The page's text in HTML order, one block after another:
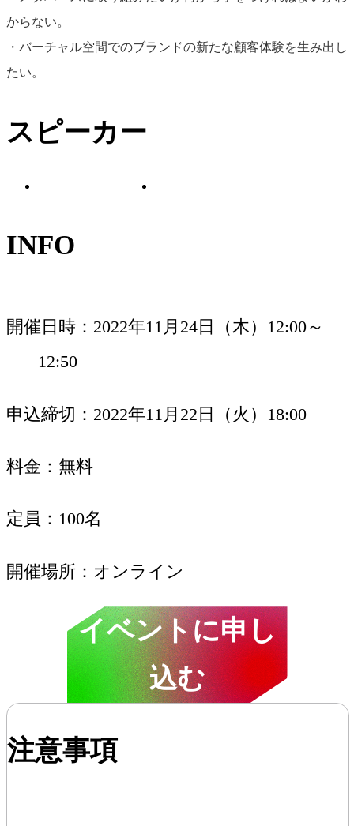
からない。
・バーチャル空間でのブランドの新たな顧客体験を生み出し
たい。
スピーカー
スタイラス ジャパン
株式会社／カントリ
INFO
開催日時
2022年11月24日（木）12:00～
12:50
申込締切 2022年11月22日（火）18:00
料金 無料
定員 100名
開催場所 オンライン
イベントに申し
込む
注意事項